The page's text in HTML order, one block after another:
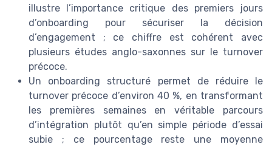
illustre l’importance critique des premiers jours
d’onboarding pour sécuriser la décision
d’engagement ; ce chiffre est cohérent avec
plusieurs études anglo-saxonnes sur le turnover
précoce.
Un onboarding structuré permet de réduire le
turnover précoce d’environ 40 %, en transformant
les premières semaines en véritable parcours
d’intégration plutôt qu’en simple période d’essai
subie ; ce pourcentage reste une moyenne